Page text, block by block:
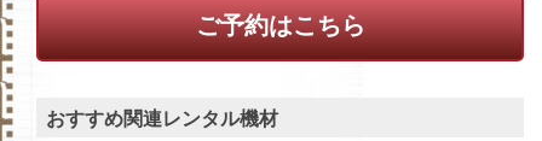
ご予約はこちら
おすすめ関連レンタル機材